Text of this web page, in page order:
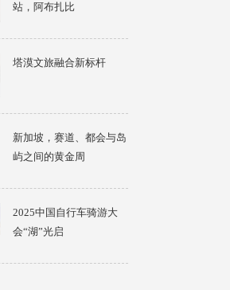
站，阿布扎比
塔漠文旅融合新标杆
新加坡，赛道、都会与岛
屿之间的黄金周
2025中国自行车骑游大
会“湖”光启